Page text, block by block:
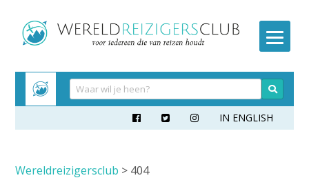
naar
inhoud
   IN ENGLISH
Wereldreizigersclub > 404